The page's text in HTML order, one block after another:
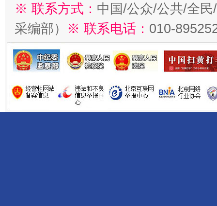
※ 联系方式： 中国/公众/公共/全
采编部） ※ 联系电话： 010-